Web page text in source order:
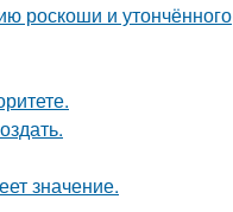
роскоши и утончённого
значение.